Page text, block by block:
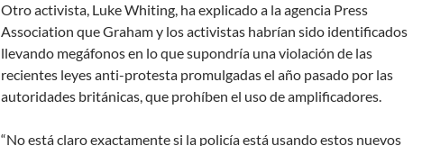
Otro activista, Luke Whiting, ha explicado a la agencia Press
Association que Graham y los activistas habrían sido identificados
llevando megáfonos en lo que supondría una violación de las
recientes leyes anti-protesta promulgadas el año pasado por las
autoridades británicas, que prohíben el uso de amplificadores.
“No está claro exactamente si la policía está usando estos nuevos